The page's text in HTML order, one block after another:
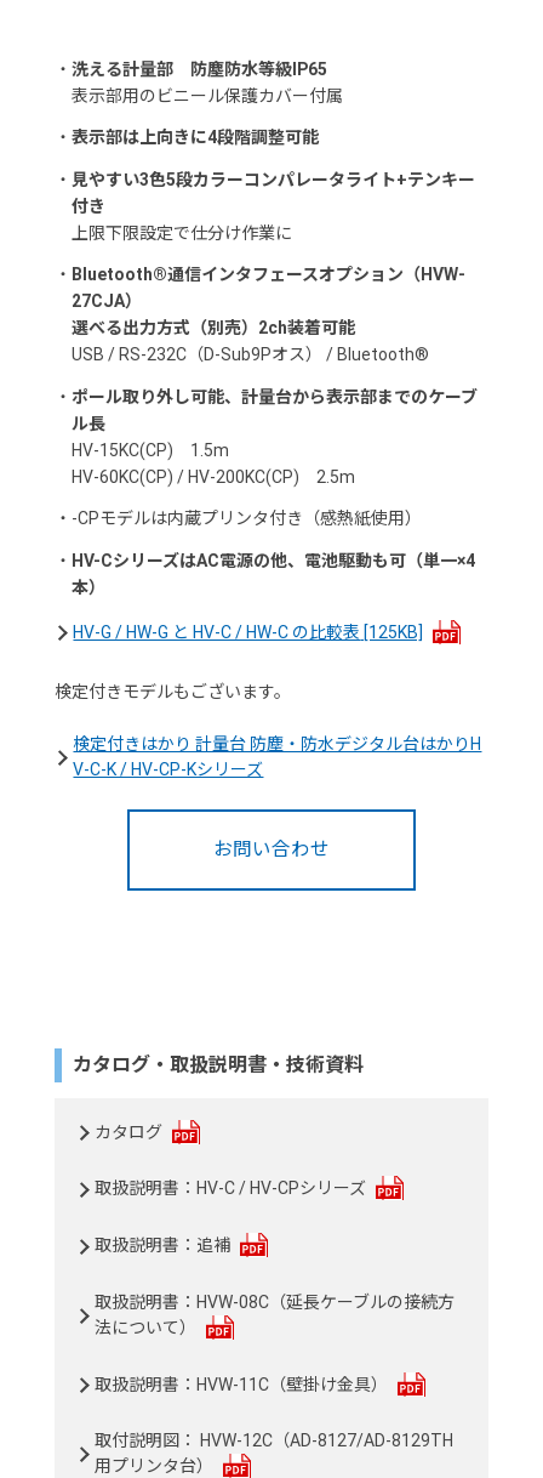
・ 洗える計量部 防塵防水等級IP65
表示部用のビニール保護カバー付属
・ 表示部は上向きに4段階調整可能
・ 見やすい3色5段カラーコンパレータライト+テンキー
付き
上限下限設定で仕分け作業に
・ Bluetooth®通信インタフェースオプション（HVW-
27CJA）
選べる出力方式（別売）2ch装着可能
USB / RS-232C（D-Sub9Pオス） / Bluetooth®
・ ポール取り外し可能、計量台から表示部までのケーブ
ル長
HV-15KC(CP) 1.5m
HV-60KC(CP) / HV-200KC(CP) 2.5m
・ -CPモデルは内蔵プリンタ付き（感熱紙使用）
・ HV-CシリーズはAC電源の他、電池駆動も可（単一×4
本）
HV-G / HW-G と HV-C / HW-C の比較表 [125KB]
検定付きモデルもございます。
検定付きはかり 計量台 防塵・防水デジタル台はかりH
V-C-K / HV-CP-Kシリーズ
お問い合わせ
カタログ・取扱説明書・技術資料
カタログ
取扱説明書：HV-C / HV-CPシリーズ
取扱説明書：追補
取扱説明書：HVW-08C（延長ケーブルの接続方
法について）
取扱説明書：HVW-11C（壁掛け金具）
取付説明図： HVW-12C（AD-8127/AD-8129TH
用プリンタ台）